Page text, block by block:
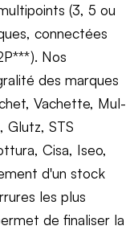
(3, 5 ou
connectées
Nos
des marques
Vachette, Mul-
Glutz, STS
Cisa, Iseo,
d'un stock
les plus
de finaliser la